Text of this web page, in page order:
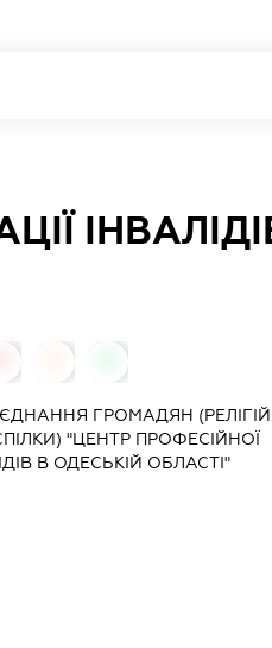
ГРОМАДЯН
"ЦЕНТР ПРОФЕСІЙНОЇ
В ОДЕСЬКІЙ ОБЛАСТІ"